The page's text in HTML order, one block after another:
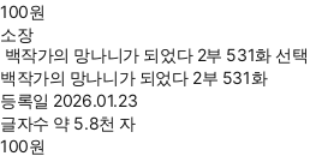
100원
소장
백작가의 망나니가 되었다 2부 531화 선택
백작가의 망나니가 되었다 2부 531화
등록일 2026.01.23
글자수 약 5.8천 자
100원